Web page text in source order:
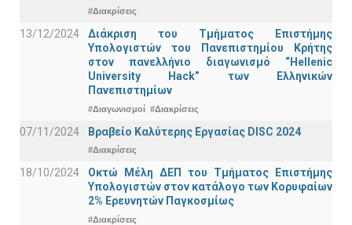
#Διακρίσεις
13/12/2024
Διάκριση του Τμήματος Επιστήμης
Υπολογιστών του Πανεπιστημίου Κρήτης
στον πανελλήνιο διαγωνισμό “Hellenic
University Hack” των Ελληνικών
Πανεπιστημίων
#Διαγωνισμοί #Διακρίσεις
07/11/2024 Βραβείο Καλύτερης Εργασίας DISC 2024
#Διακρίσεις
18/10/2024
Οκτώ Μέλη ΔΕΠ του Τμήματος Επιστήμης
Υπολογιστών στον κατάλογο των Κορυφαίων
2% Ερευνητών Παγκοσμίως
#Διακρίσεις